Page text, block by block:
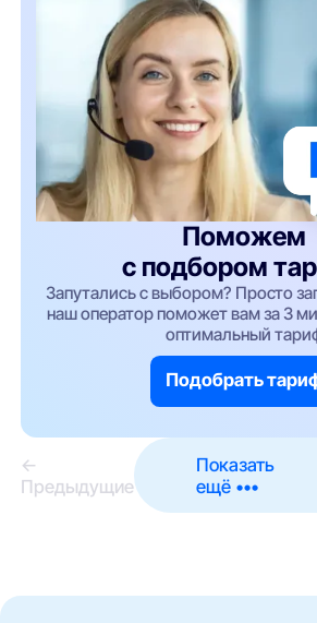
Поможем
с подбором
Запутались с выбором? Просто
наш оператор поможет вам за 3
оптимальный
Подобрать
←
Предыдущие
Показать
ещё •••